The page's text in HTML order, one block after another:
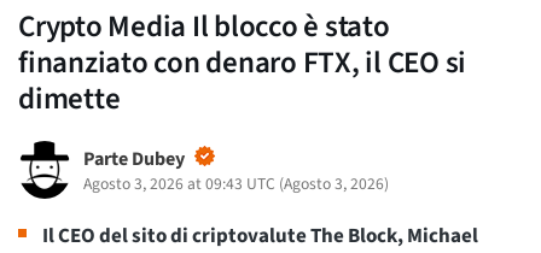
Crypto Media Il blocco è stato
finanziato con denaro FTX, il CEO si
dimette
Parte Dubey
Agosto 3, 2026 at 09:43 UTC (Agosto 3, 2026)
Il CEO del sito di criptovalute The Block, Michael